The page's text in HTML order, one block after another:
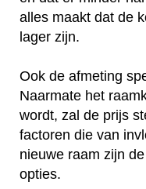
alles maakt dat de
lager zijn.
Ook de afmeting
Naarmate het
wordt, zal de prijs
factoren die van
nieuwe raam zijn
opties.